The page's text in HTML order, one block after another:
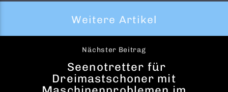
Weitere Artikel
Nächster Beitrag
Seenotretter für
Dreimastschoner mit